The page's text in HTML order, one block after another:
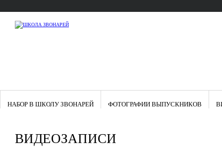
НАБОР В ШКОЛУ ЗВОНАРЕЙ ФОТОГРАФИИ ВЫПУСКНИКОВ
ВИДЕОЗАПИСИ